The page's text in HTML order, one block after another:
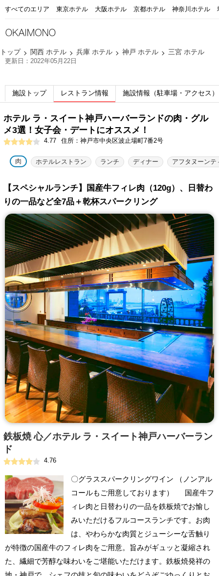
すべてのエリア 東京ホテル 大阪ホテル 京都ホテル 神奈川ホテル
トップ 関西 ホテル 兵庫 ホテル 神戸 ホテル 三宮 ホテル
更新日：2022年05月22日
施設トップ レストラン情報 施設情報（駐車場・アクセス）
ホテル ラ・スイート神戸ハーバーランドの肉・グル
メ3選！女子会・デートにオススメ！
4.77 住所：神戸市中央区波止場町7番2号
肉 ホテルレストラン ランチ ディナー アフタヌーンテ
【スペシャルランチ】国産牛フィレ肉（120g）、日替わ
りの一品など全7品＋乾杯スパークリング
鉄板焼 心／ホテル ラ・スイート神戸ハーバーラン
ド
4.76
〇グラススパークリングワイン （ノンアル
コールもご用意しております） 国産牛フ
ィレ肉と日替わりの一品を鉄板焼でお愉し
みいただけるフルコースランチです。お肉
は、やわらかな肉質とジューシーな舌触り
が特徴の国産牛のフィレ肉をご用意。旨みがギュッと凝縮され
た、繊細で芳醇な味わいをご堪能いただけます。鉄板焼発祥の